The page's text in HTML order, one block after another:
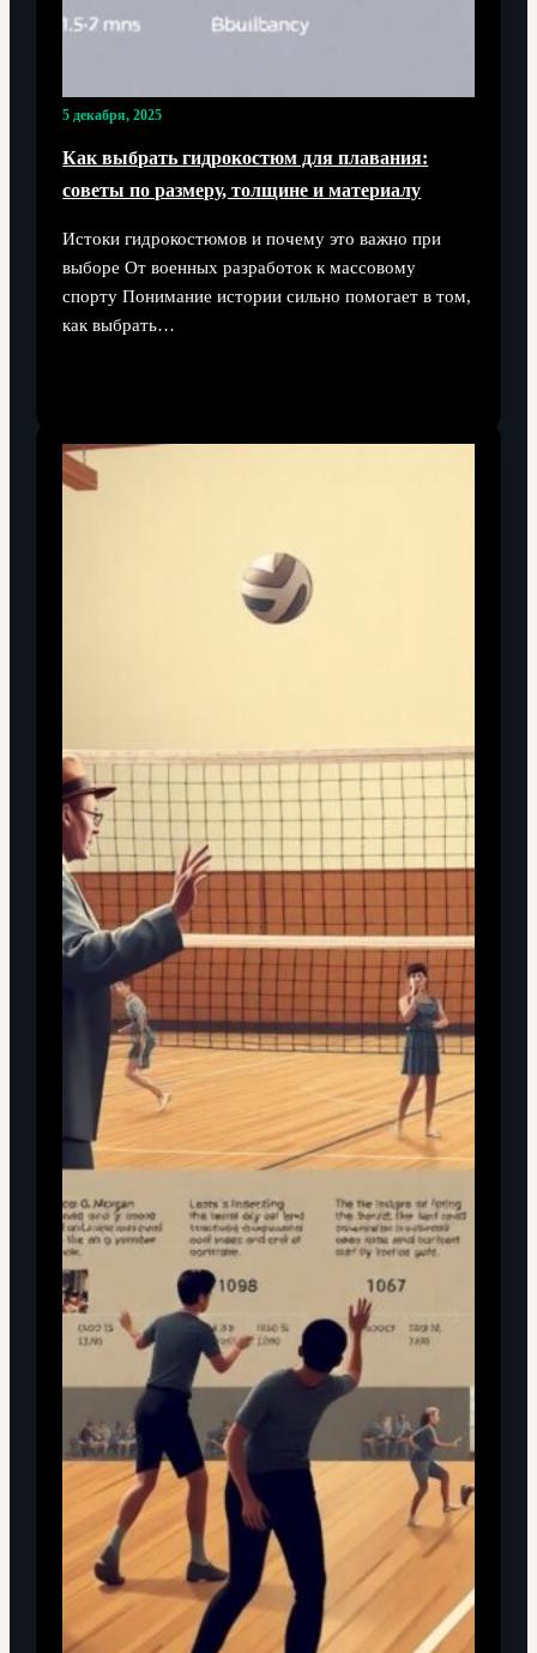
5 декабря, 2025
Как выбрать гидрокостюм для плавания:
советы по размеру, толщине и материалу
Истоки гидрокостюмов и почему это важно при
выборе От военных разработок к массовому
спорту Понимание истории сильно помогает в том,
как выбрать…